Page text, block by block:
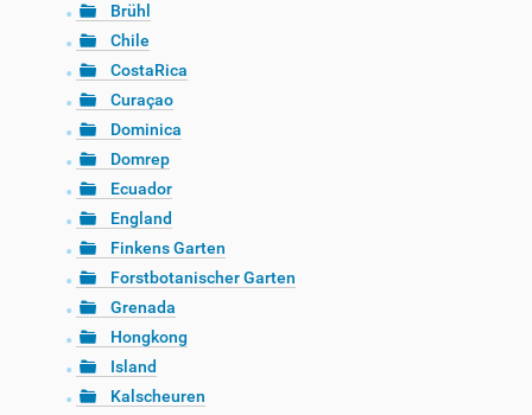
Brühl
Chile
CostaRica
Curaçao
Dominica
Domrep
Ecuador
England
Finkens Garten
Forstbotanischer Garten
Grenada
Hongkong
Island
Kalscheuren